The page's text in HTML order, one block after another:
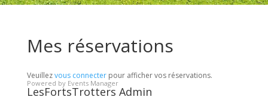
Mes réservations
Veuillezvous connecterpour afficher vos réservations.
Powered by Events Manager
LesFortsTrotters Admin